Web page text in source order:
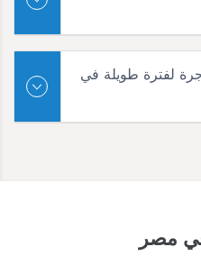
لفترة طويلة في
مصر